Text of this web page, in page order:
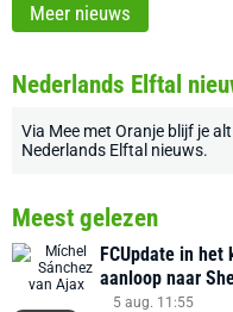
Meer nieuws
Nederlands Elftal
Via Mee met Oranje blijf je
Nederlands Elftal nieuws.
Meest gelezen
FCUpdate in
aanloop naar
5 aug. 11:55